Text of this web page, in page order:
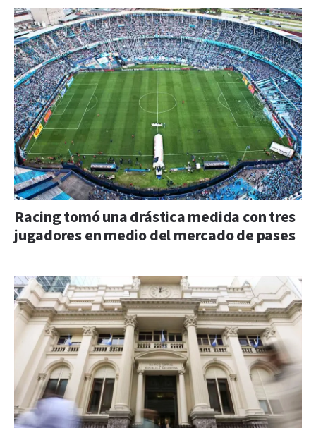
Racing tomó una drástica medida con tres
jugadores en medio del mercado de pases